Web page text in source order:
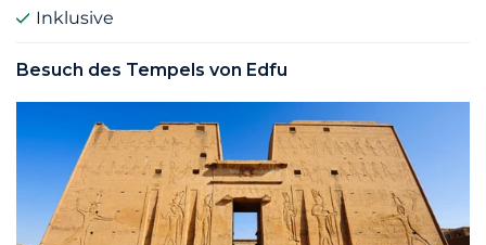
Inklusive
Besuch des Tempels von Edfu